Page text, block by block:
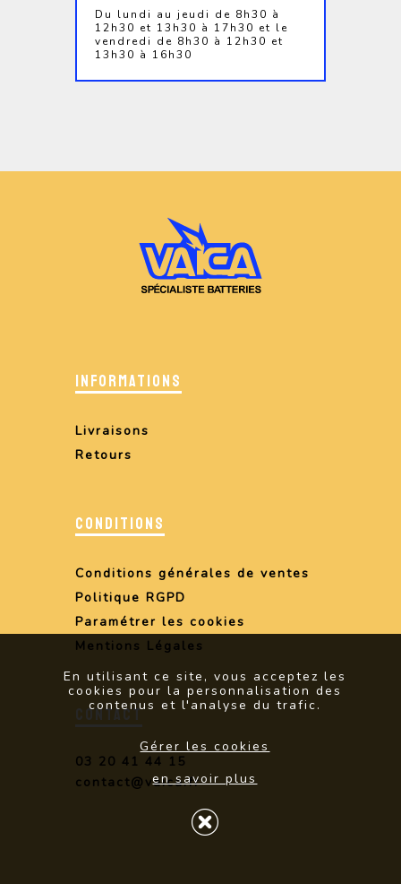
Du lundi au jeudi de 8h30 à
12h30 et 13h30 à 17h30 et le
vendredi de 8h30 à 12h30 et
13h30 à 16h30
INFORMATIONS
Livraisons
Retours
CONDITIONS
Conditions générales de ventes
Politique RGPD
Paramétrer les cookies
Mentions Légales
CONTACT
03 20 41 44 15
contact@vaica.fr
En utilisant ce site, vous acceptez les
cookies pour la personnalisation des
contenus et l'analyse du trafic.
Gérer les cookies
en savoir plus